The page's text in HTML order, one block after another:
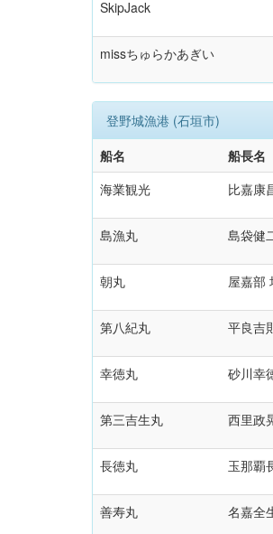
SkipJack
missちゅらかあぎい
登野城漁港 (石垣市)
船名
船長名
海業観光
比嘉康
島漁丸 島袋健
朝丸 屋嘉部
第八紀丸 平良吉
幸徳丸 砂川幸
第三吉生丸 西里政
長徳丸 玉那覇
善寿丸 名嘉全